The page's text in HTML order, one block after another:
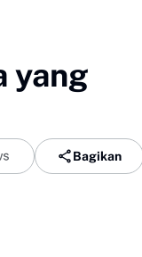
yang
Bagikan